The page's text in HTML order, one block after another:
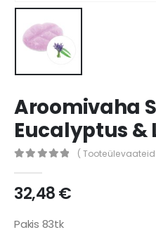
Aroomivaha
Eucalyptus &
(
32,48€
Pakis 83tk